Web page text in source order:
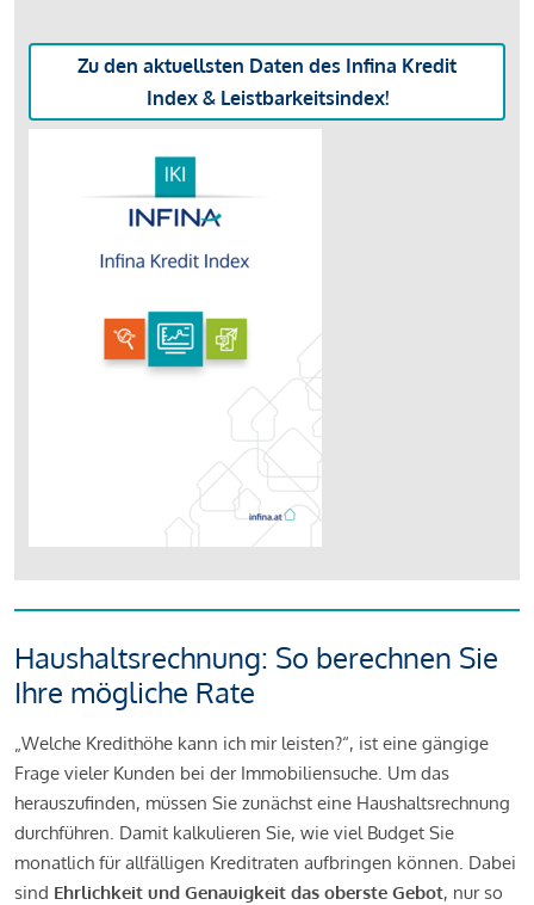
Zu den aktuellsten Daten des Infina Kredit
Index & Leistbarkeitsindex!
Haushaltsrechnung: So berechnen Sie
Ihre mögliche Rate
„Welche Kredithöhe kann ich mir leisten?“, ist eine gängige
Frage vieler Kunden bei der Immobiliensuche. Um das
herauszufinden, müssen Sie zunächst eine Haushaltsrechnung
durchführen. Damit kalkulieren Sie, wie viel Budget Sie
monatlich für allfälligen Kreditraten aufbringen können. Dabei
sind Ehrlichkeit und Genauigkeit das oberste Gebot, nur so